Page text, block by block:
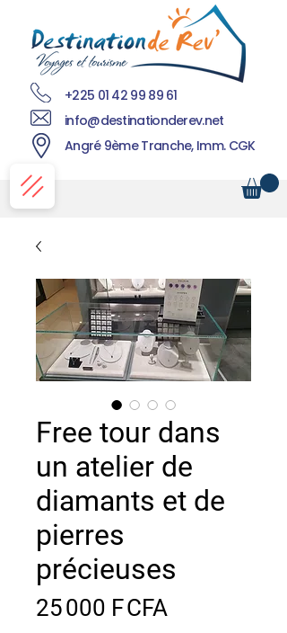
+225 01 42 99 89 61
info@destinationderev.net
Angré 9ème Tranche, Imm. CGK
Free tour dans
un atelier de
diamants et de
pierres
précieuses
25 000 F CFA